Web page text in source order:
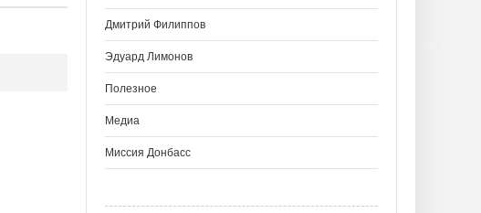
Дмитрий Филиппов
Эдуард Лимонов
Полезное
Медиа
Миссия Донбасс